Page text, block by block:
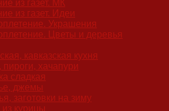
из газет. МК
из газет. Идеи
Украшения
Цветы и деревья
кавказская кухня
пироги, хачапури
сладкая
джемы
заготовки на зиму
курицы